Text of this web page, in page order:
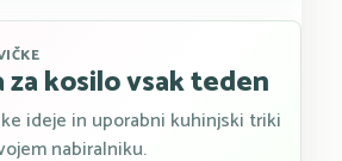
za kosilo vsak teden
ideje in uporabni kuhinjski triki
nabiralniku.